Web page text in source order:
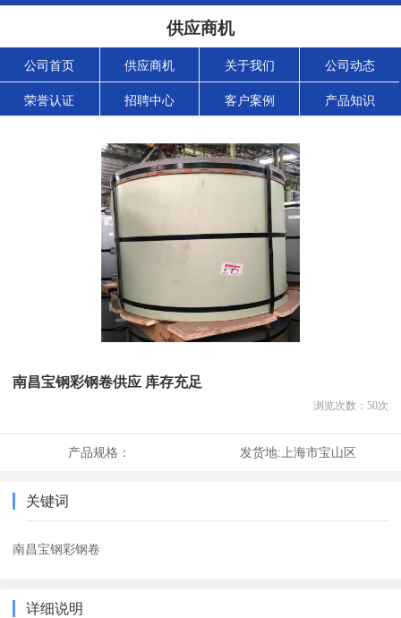
供应商机
公司首页 供应商机 关于我们 公司动态
荣誉认证 招聘中心 客户案例 产品知识
南昌宝钢彩钢卷供应 库存充足
浏览次数： 50次
产品规格： 发货地: 上海市宝山区
关键词
南昌宝钢彩钢卷
详细说明